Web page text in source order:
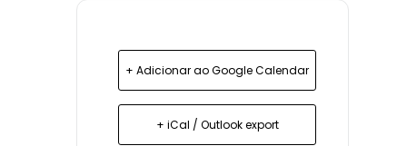
+ Adicionar ao Google Calendar
+ iCal / Outlook export